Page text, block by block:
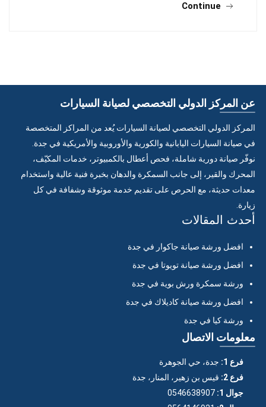
Continue
عن المركز الدولي التخصصي لصيانة السيارات
المركز الدولي التخصصي لصيانة السيارات يُعد من المراكز المتخصصة
في صيانة السيارات اليابانية والكورية والأوروبية والأمريكية في جدة.
نوفّر صيانة دورية شاملة، فحص أعطال بالكمبيوتر، خدمات المكيّف،
المحرك والقير، إلى جانب السمكرة والدهان بخبرة فنية عالية واستخدام
معدات حديثة، مع الحرص على تقديم خدمة موثوقة وشفافة في كل
زيارة.
أحدث المقالات
افضل ورشة صيانة جاكوار في جدة
افضل ورشة صيانة تويوتا في جدة
ورشة سمكرة ورش بوية في جدة
افضل ورشة صيانة كاديلاك في جدة
ورشة كيا في جدة
معلومات الاتصال
فرع 1:
جدة، حي الجوهرة
فرع 2:
قيس بن زهير، المنار، جدة
جوال 1:
0546638907